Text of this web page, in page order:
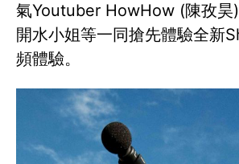
氣Youtuber HowHow (陳孜昊
開水小姐等一同搶先體驗全新
頻體驗。